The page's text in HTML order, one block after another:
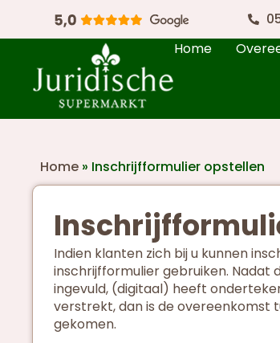
Home
Home » Inschrijfformulier opstellen
Indien klanten zich bij u kunnen
inschrijfformulier gebruiken.
ingevuld, (digitaal) heeft
verstrekt, dan is de overeenkomst
gekomen.